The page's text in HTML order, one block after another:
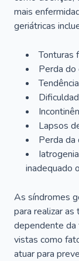
mais
geriátricas
Tonturas
Perda do
Lapsos
Perda da
inadequado
As síndromes
para realizar
dependente da
vistas como
atuar para